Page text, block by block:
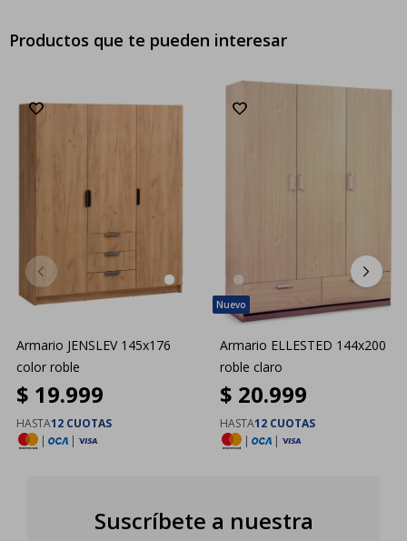
Productos que te pueden interesar
Armario JENSLEV 145x176
color roble
$ 19.999
HASTA12 CUOTAS
|
|
Armario ELLESTED 144x200
roble claro
$ 20.999
HASTA12 CUOTAS
|
|
Suscríbete a nuestra